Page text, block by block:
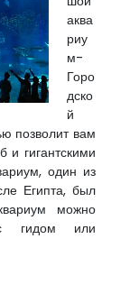
аква
риу
м-
Горо
дско
й
позволит вам
и гигантскими
один из
Египта, был
можно
гидом или